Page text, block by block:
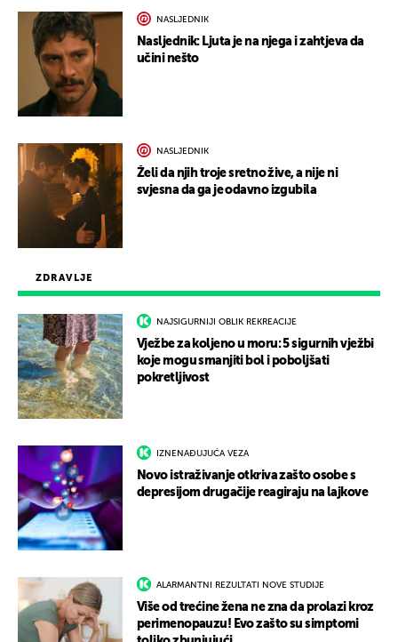
ZDRAVLJE
NAJSIGURNIJI OBLIK REKREACIJE
Vježbe za koljeno u moru: 5 sigurnih vježbi
koje mogu smanjiti bol i poboljšati
pokretljivost
IZNENAĐUJUĆA VEZA
Novo istraživanje otkriva zašto osobe s
depresijom drugačije reagiraju na lajkove
ALARMANTNI REZULTATI NOVE STUDIJE
Više od trećine žena ne zna da prolazi kroz
perimenopauzu! Evo zašto su simptomi
NASLJEDNIK
Nasljednik: Ljuta je na njega i zahtjeva da
učini nešto
NASLJEDNIK
Želi da njih troje sretno žive, a nije ni
svjesna da ga je odavno izgubila